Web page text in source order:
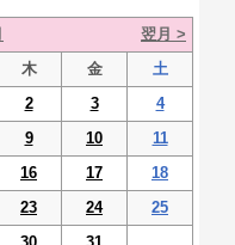
翌月 >
木 金
土
2 3
4
9 10
11
16 17
18
23 24
25